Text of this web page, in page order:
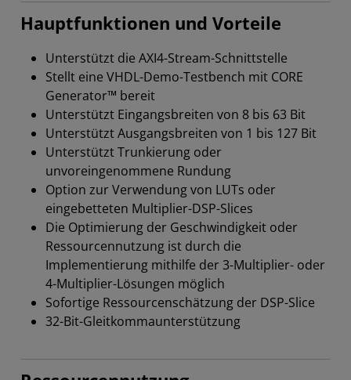
Hauptfunktionen und Vorteile
Unterstützt die AXI4-Stream-Schnittstelle
Stellt eine VHDL-Demo-Testbench mit CORE
Generator™ bereit
Unterstützt Eingangsbreiten von 8 bis 63 Bit
Unterstützt Ausgangsbreiten von 1 bis 127 Bit
Unterstützt Trunkierung oder
unvoreingenommene Rundung
Option zur Verwendung von LUTs oder
eingebetteten Multiplier-DSP-Slices
Die Optimierung der Geschwindigkeit oder
Ressourcennutzung ist durch die
Implementierung mithilfe der 3-Multiplier- oder
4-Multiplier-Lösungen möglich
Sofortige Ressourcenschätzung der DSP-Slice
32-Bit-Gleitkommaunterstützung